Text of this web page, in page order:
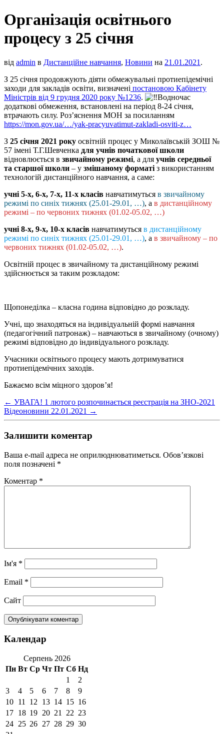
Організація освітнього
процесу з 25 січня
від admin в Дистанційне навчання, Новини на 21.01.2021 .
З 25 січня продовжують діяти обмежувальні протиепідемічні
заходи для закладів освіти, визначені постановою Кабінету
Міністрів від 9 грудня 2020 року №1236.
Водночас
додаткові обмеження, встановлені на період 8-24 січня,
втрачають силу. Роз’яснення МОН за посиланням
https://mon.gov.ua/…/yak-pracyuvatimut-zakladi-osviti-z…
З 25 січня 2021 року освітній процес у Миколаївській ЗОШ №
57 імені Т.Г.Шевченка для учнів початкової школи
відновлюється в звичайному режимі, а для учнів середньої
та старшої школи – у змішаному форматі з використанням
технологій дистанційного навчання, а саме:
учні 5-х, 6-х, 7-х, 11-х класів навчатимуться в звичайному
режимі по синіх тижнях (25.01-29.01, …), а в дистанційному
режимі – по червоних тижнях (01.02-05.02, …)
учні 8-х, 9-х, 10-х класів навчатимуться в дистанційному
режимі по синіх тижнях (25.01-29.01, …), а в звичайному – по
червоних тижнях (01.02-05.02, …).
Освітній процес в звичайному та дистанційному режимі
здійснюється за таким розкладом:
Щопонеділка – класна година відповідно до розкладу.
Учні, що знаходяться на індивідуальній формі навчання
(педагогічний патронаж) – навчаються в звичайному (очному)
режимі відповідно до індивідуального розкладу.
Учасники освітнього процесу мають дотримуватися
протиепідемічних заходів.
Бажаємо всім міцного здоров’я!
← УВАГА! 1 лютого розпочинається реєстрація на ЗНО-2021
Відеоновини 22.01.2021 →
Залишити коментар
Ваша e-mail адреса не оприлюднюватиметься. Обов’язкові
поля позначені *
Коментар *
Ім'я *
Email *
Сайт
Календар
Серпень 2026
Пн Вт Ср Чт Пт Сб Нд
1
2
3
4 5 6 7 8
9
10 11 12 13 14 15 16
17 18 19 20 21 22 23
24 25 26 27 28 29 30